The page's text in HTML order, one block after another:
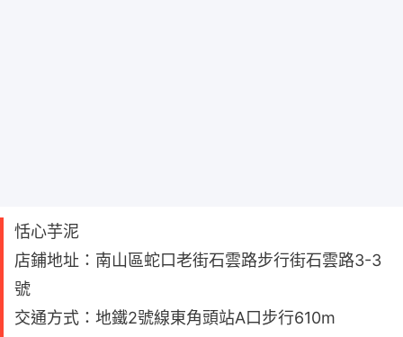
恬心芋泥
店鋪地址：南山區蛇口老街石雲路步行街石雲路3-3
號
交通方式：地鐵2號線東角頭站A口步行610m